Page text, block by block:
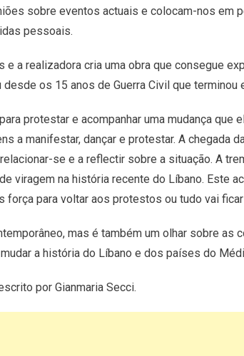
sobre eventos actuais e colocam-nos em
pessoais.
e a realizadora cria uma obra que consegue
os 15 anos de Guerra Civil que terminou
protestar e acompanhar uma mudança que
a manifestar, dançar e protestar. A chegada
se e a reflectir sobre a situação. A
viragem na história recente do Líbano. Este
força para voltar aos protestos ou tudo vai
mas é também um olhar sobre as
a história do Líbano e dos países do
por Gianmaria Secci.